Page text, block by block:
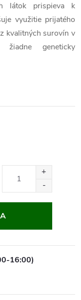
látok prispieva k
využitie prijatého
kvalitných surovín v
geneticky
16:00)